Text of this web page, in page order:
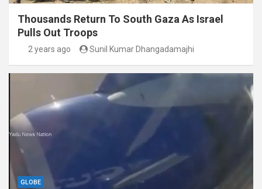
Thousands Return To South Gaza As Israel
Pulls Out Troops
2 years ago Sunil Kumar Dhangadamajhi
GLOBE